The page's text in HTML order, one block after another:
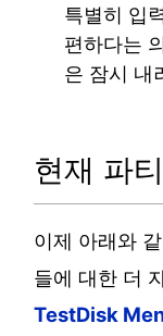
특별히 입
편하다는
은 잠시 내
현재 파
이제 아래와
들에 대한 더
TestDisk